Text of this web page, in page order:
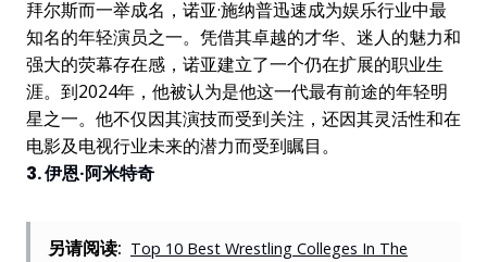
拜尔斯而一举成名，诺亚·施纳普迅速成为娱乐行业中最
知名的年轻演员之一。凭借其卓越的才华、迷人的魅力和
强大的荧幕存在感，诺亚建立了一个仍在扩展的职业生
涯。到2024年，他被认为是他这一代最有前途的年轻明
星之一。他不仅因其演技而受到关注，还因其灵活性和在
电影及电视行业未来的潜力而受到瞩目。
3. 伊恩·阿米特奇
另请阅读: Top 10 Best Wrestling Colleges In The